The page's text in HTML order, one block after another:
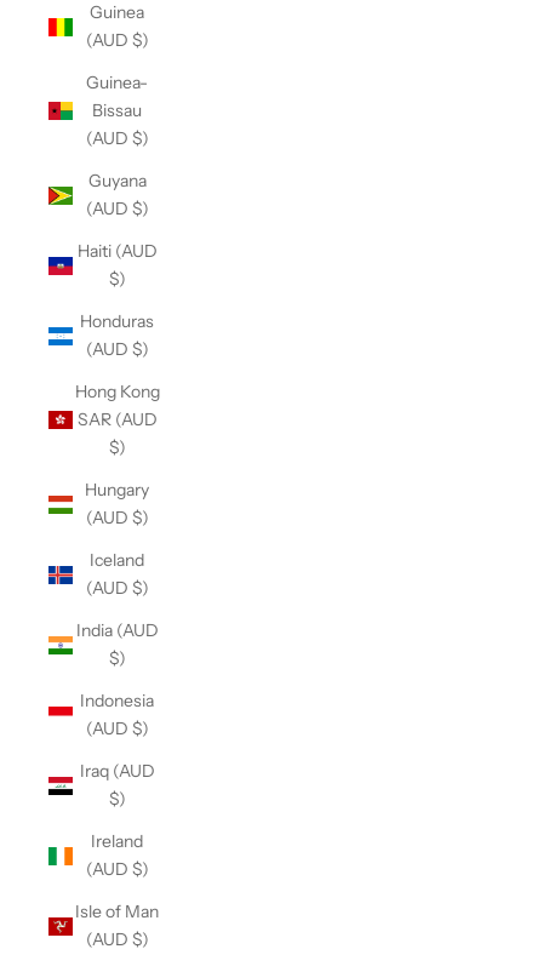
Guinea
(AUD $)
Guinea-
Bissau
(AUD $)
Guyana
(AUD $)
Haiti (AUD
$)
Honduras
(AUD $)
Hong Kong
SAR (AUD
$)
Hungary
(AUD $)
Iceland
(AUD $)
India (AUD
$)
Indonesia
(AUD $)
Iraq (AUD
$)
Ireland
(AUD $)
Isle of Man
(AUD $)